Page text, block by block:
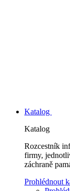
Katalog
Katalog
Rozcestník
firmy,
záchraně
Prohlédnout